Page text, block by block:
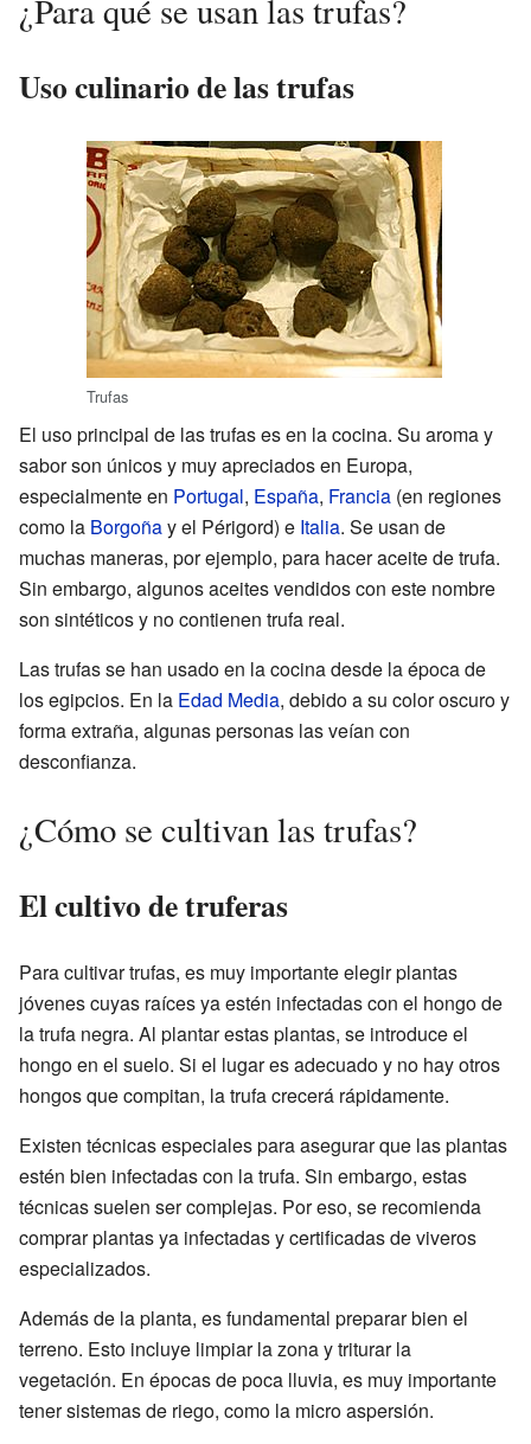
¿Para qué se usan las trufas?
Uso culinario de las trufas
Trufas
El uso principal de las trufas es en la cocina. Su aroma y
sabor son únicos y muy apreciados en Europa,
especialmente en Portugal, España, Francia (en regiones
como la Borgoñay el Périgord) e Italia. Se usan de
muchas maneras, por ejemplo, para hacer aceite de trufa.
Sin embargo, algunos aceites vendidos con este nombre
son sintéticos y no contienen trufa real.
Las trufas se han usado en la cocina desde la época de
los egipcios. En la Edad Media, debido a su color oscuro y
forma extraña, algunas personas las veían con
desconfianza.
¿Cómo se cultivan las trufas?
El cultivo de truferas
Para cultivar trufas, es muy importante elegir plantas
jóvenes cuyas raíces ya estén infectadas con el hongo de
la trufa negra. Al plantar estas plantas, se introduce el
hongo en el suelo. Si el lugar es adecuado y no hay otros
hongos que compitan, la trufa crecerá rápidamente.
Existen técnicas especiales para asegurar que las plantas
estén bien infectadas con la trufa. Sin embargo, estas
técnicas suelen ser complejas. Por eso, se recomienda
comprar plantas ya infectadas y certificadas de viveros
especializados.
Además de la planta, es fundamental preparar bien el
terreno. Esto incluye limpiar la zona y triturar la
vegetación. En épocas de poca lluvia, es muy importante
tener sistemas de riego, como la micro aspersión.